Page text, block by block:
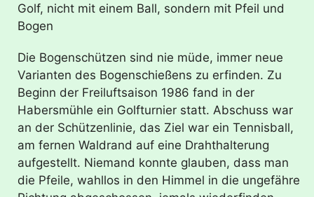
Golf, nicht mit einem Ball, sondern mit Pfeil und
Bogen
Die Bogenschützen sind nie müde, immer neue
Varianten des Bogenschießens zu erfinden. Zu
Beginn der Freiluftsaison 1986 fand in der
Habersmühle ein Golfturnier statt. Abschuss war
an der Schützenlinie, das Ziel war ein Tennisball,
am fernen Waldrand auf eine Drahthalterung
aufgestellt. Niemand konnte glauben, dass man
die Pfeile, wahllos in den Himmel in die ungefähre